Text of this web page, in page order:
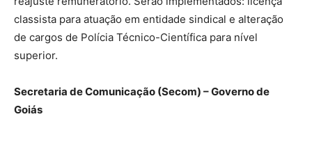
classista para atuação em entidade sindical e alteração
de cargos de Polícia Técnico-Científica para nível
superior.
Secretaria de Comunicação (Secom) – Governo de
Goiás